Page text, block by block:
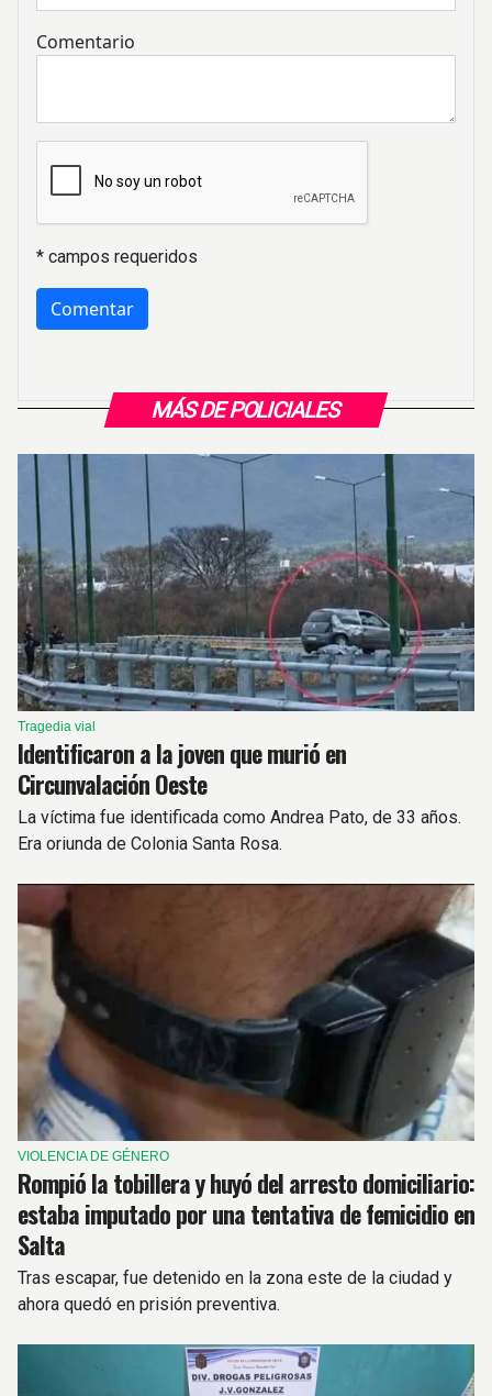
MÁS DE POLICIALES
Tragedia vial
Identificaron a la joven que murió en
Circunvalación Oeste
La víctima fue identificada como Andrea Pato, de 33 años.
Era oriunda de Colonia Santa Rosa.
VIOLENCIA DE GÉNERO
Rompió la tobillera y huyó del arresto domiciliario:
estaba imputado por una tentativa de femicidio en
Salta
Tras escapar, fue detenido en la zona este de la ciudad y
ahora quedó en prisión preventiva.
Comentario
* campos requeridos